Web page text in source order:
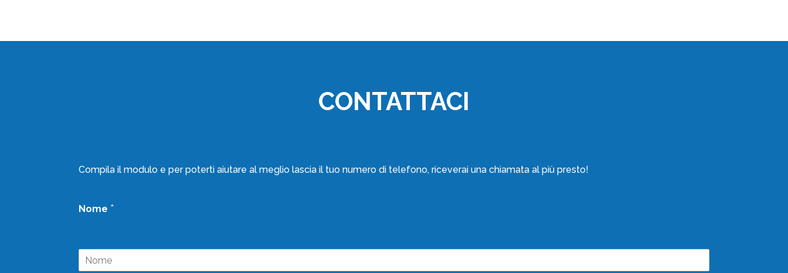
CONTATTACI
Compila il modulo e per poterti aiutare al meglio lascia il tuo numero di telefono, riceverai una chiamata al più presto!
Nome *